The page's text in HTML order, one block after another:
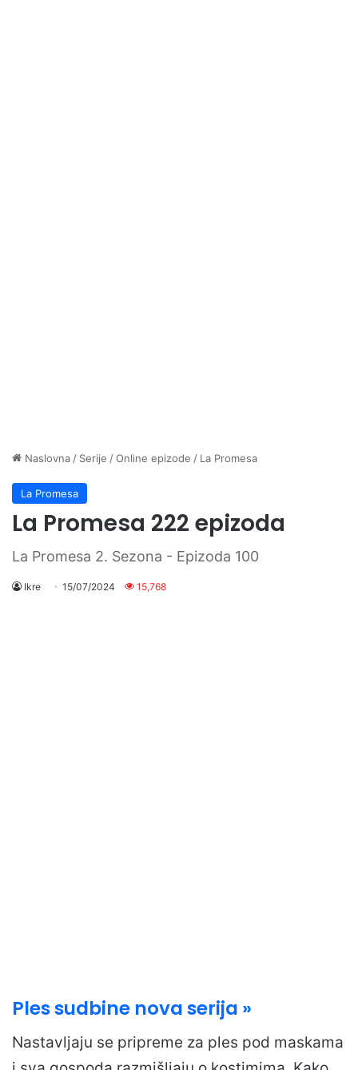
Naslovna / Serije /Online epizode / La Promesa
La Promesa
La Promesa 222 epizoda
La Promesa 2. Sezona - Epizoda 100
Ikre 15/07/2024 15,768
Ples sudbine nova serija »
Nastavljaju se pripreme za ples pod maskama